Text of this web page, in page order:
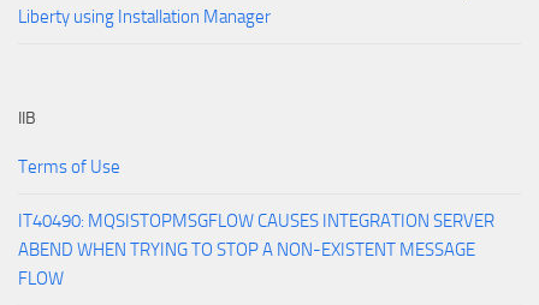
Liberty using Installation Manager
IIB
Terms of Use
IT40490: MQSISTOPMSGFLOW CAUSES INTEGRATION SERVER
ABEND WHEN TRYING TO STOP A NON-EXISTENT MESSAGE
FLOW